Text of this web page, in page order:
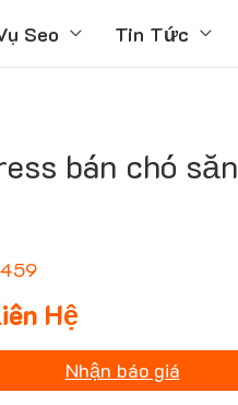
Seo Tin Tức
bán chó săn
Hệ
Nhận báo giá